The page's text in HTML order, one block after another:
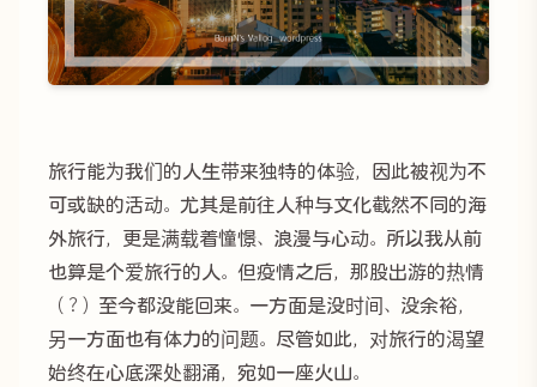
旅行能为我们的人生带来独特的体验，因此被视为不
可或缺的活动。尤其是前往人种与文化截然不同的海
外旅行，更是满载着憧憬、浪漫与心动。所以我从前
也算是个爱旅行的人。但疫情之后，那股出游的热情
（？）至今都没能回来。一方面是没时间、没余裕，
另一方面也有体力的问题。尽管如此，对旅行的渴望
始终在心底深处翻涌，宛如一座火山。